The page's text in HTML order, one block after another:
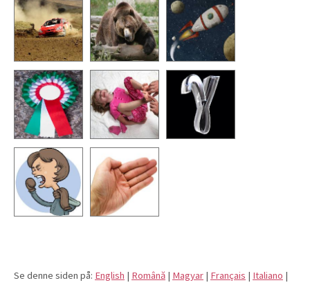
Se denne siden på: English | Română | Magyar | Français | Italiano |